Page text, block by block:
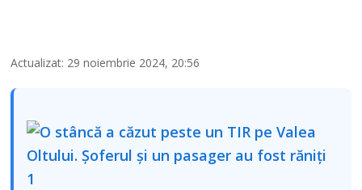
Actualizat: 29 noiembrie 2024, 20:56